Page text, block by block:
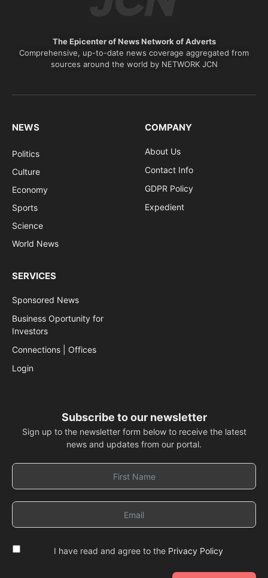
The Epicenter of News Network of Adverts
Comprehensive, up-to-date news coverage aggregated from
sources around the world by NETWORK JCN
NEWS
Politics
Culture
Economy
Sports
Science
World News
COMPANY
About Us
Contact Info
GDPR Policy
Expedient
SERVICES
Sponsored News
Business Oportunity for
Investors
Connections | Offices
Login
Subscribe to our newsletter
Sign up to the newsletter form below to receive the latest
news and updates from our portal.
I have read and agree to the Privacy Policy